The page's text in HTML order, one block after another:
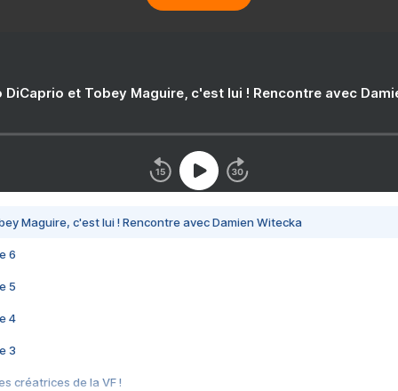
DiCaprio et Tobey Maguire, c'est lui ! Rencontre avec
Maguire, c'est lui ! Rencontre avec Damien Witecka
6
5
4
3
créatrices de la VF !